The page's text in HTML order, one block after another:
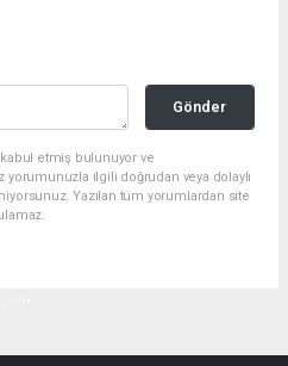
Gönder
kabul etmiş bulunuyor ve
yorumunuzla ilgili doğrudan veya dolaylı
Yazılan tüm yorumlardan site